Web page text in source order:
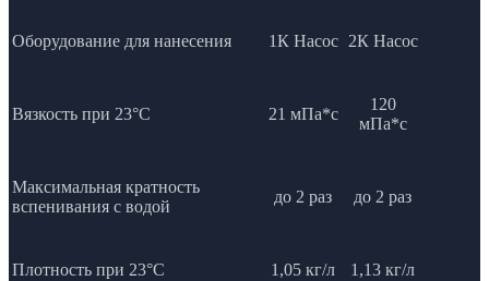
Оборудование для нанесения 1К Насос 2К Насос
Вязкость при 23°C 21 мПа*с
120
мПа*с
Максимальная кратность
вспенивания с водой
до 2 раз до 2 раз
Плотность при 23°C 1,05 кг/л 1,13 кг/л